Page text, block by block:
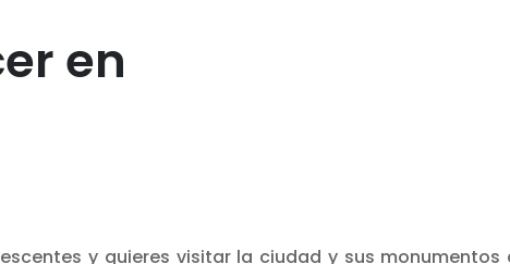
en
y quieres visitar la ciudad y sus monumentos